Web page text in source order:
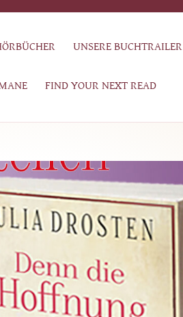
UNSERE BUCHTRAILER
FIND YOUR NEXT READ